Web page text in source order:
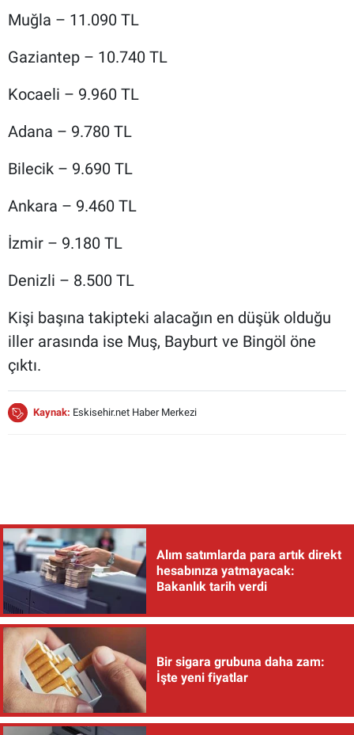
Muğla – 11.090 TL
Gaziantep – 10.740 TL
Kocaeli – 9.960 TL
Adana – 9.780 TL
Bilecik – 9.690 TL
Ankara – 9.460 TL
İzmir – 9.180 TL
Denizli – 8.500 TL
Kişi başına takipteki alacağın en düşük olduğu
iller arasında ise Muş, Bayburt ve Bingöl öne
çıktı.
Kaynak: Eskisehir.net Haber Merkezi
Alım satımlarda para artık direkt
hesabınıza yatmayacak:
Bakanlık tarih verdi
Bir sigara grubuna daha zam:
İşte yeni fiyatlar